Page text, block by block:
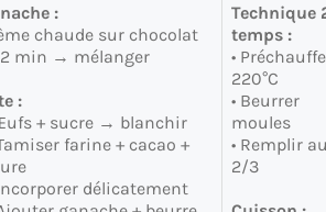
:
chaude sur chocolat
min → mélanger
:
+ sucre → blanchir
farine + cacao +
délicatement
Technique
temps :
•
220°C
• Beurrer
moules
• Remplir
2/3